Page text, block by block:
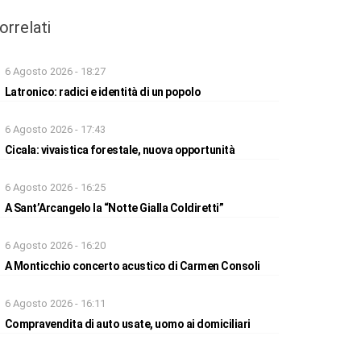
6 Agosto 2026 - 18:27
Latronico: radici e identità di un popolo
6 Agosto 2026 - 17:43
Cicala: vivaistica forestale, nuova opportunità
6 Agosto 2026 - 16:25
A Sant’Arcangelo la “Notte Gialla Coldiretti”
6 Agosto 2026 - 16:20
A Monticchio concerto acustico di Carmen Consoli
6 Agosto 2026 - 16:11
Compravendita di auto usate, uomo ai domiciliari